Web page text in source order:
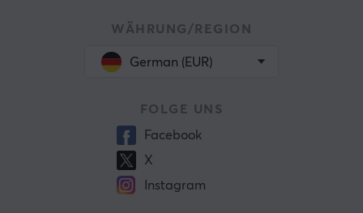
WÄHRUNG/REGION
German (EUR)
FOLGE UNS
Facebook
X
Instagram